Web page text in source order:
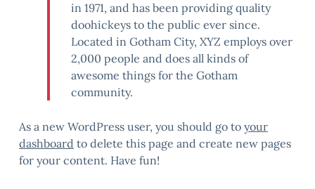
in 1971, and has been providing quality
doohickeys to the public ever since.
Located in Gotham City, XYZ employs over
2,000 people and does all kinds of
awesome things for the Gotham
community.
As a new WordPress user, you should go to your
dashboard to delete this page and create new pages
for your content. Have fun!